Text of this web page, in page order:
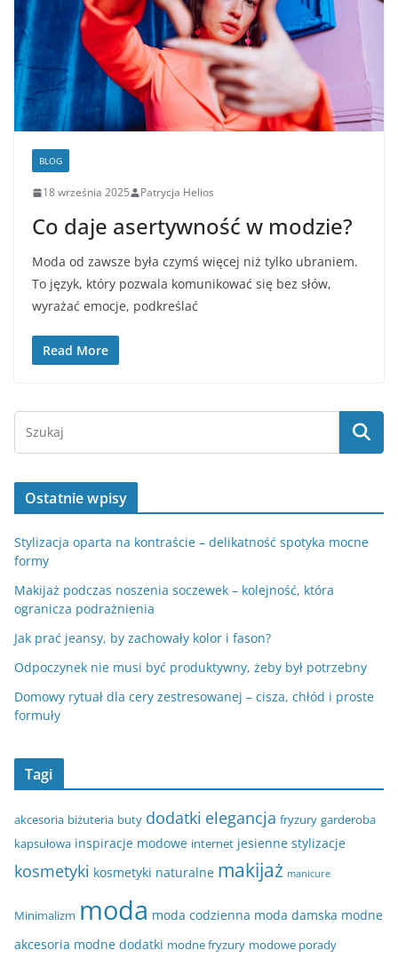
BLOG
18 września 2025 Patrycja Helios
Co daje asertywność w modzie?
Moda od zawsze była czymś więcej niż tylko ubraniem.
To język, który pozwala komunikować się bez słów,
wyrażać emocje, podkreślać
Read More
Ostatnie wpisy
Stylizacja oparta na kontraście – delikatność spotyka mocne
formy
Makijaż podczas noszenia soczewek – kolejność, która
ogranicza podrażnienia
Jak prać jeansy, by zachowały kolor i fason?
Odpoczynek nie musi być produktywny, żeby był potrzebny
Domowy rytuał dla cery zestresowanej – cisza, chłód i proste
formuły
Tagi
akcesoria biżuteria buty dodatki elegancja fryzury garderoba
kapsułowa inspiracje modowe internet jesienne stylizacje
kosmetyki kosmetyki naturalne makijaż manicure
Minimalizm moda moda codzienna moda damska modne
akcesoria modne dodatki modne fryzury modowe porady